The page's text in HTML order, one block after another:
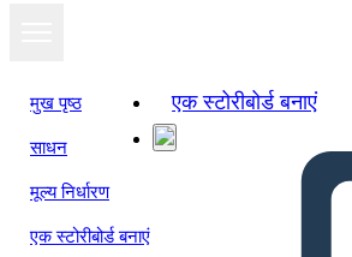
मुख पृष्ठ
साधन
मूल्य निर्धारण
एक स्टोरीबोर्ड बनाएं
एक स्टोरीबोर्ड बनाएं
स्लाइड शो के रूप में
देखें